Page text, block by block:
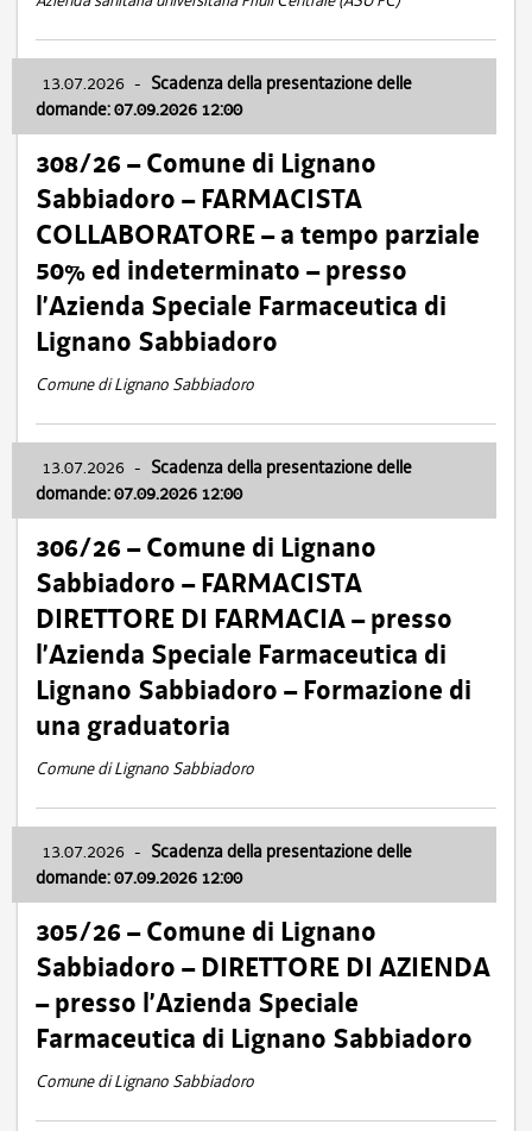
13.07.2026 - Scadenza della presentazione delle
domande: 07.09.2026 12:00
308/26 – Comune di Lignano
Sabbiadoro – FARMACISTA
COLLABORATORE – a tempo parziale
50% ed indeterminato – presso
l’Azienda Speciale Farmaceutica di
Lignano Sabbiadoro
Comune di Lignano Sabbiadoro
13.07.2026 - Scadenza della presentazione delle
domande: 07.09.2026 12:00
306/26 – Comune di Lignano
Sabbiadoro – FARMACISTA
DIRETTORE DI FARMACIA – presso
l’Azienda Speciale Farmaceutica di
Lignano Sabbiadoro – Formazione di
una graduatoria
Comune di Lignano Sabbiadoro
13.07.2026 - Scadenza della presentazione delle
domande: 07.09.2026 12:00
305/26 – Comune di Lignano
Sabbiadoro – DIRETTORE DI AZIENDA
– presso l’Azienda Speciale
Farmaceutica di Lignano Sabbiadoro
Comune di Lignano Sabbiadoro